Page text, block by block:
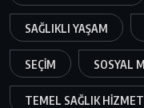
SAĞLIKLI YAŞAM
SEÇIM SOSYAL
TEMEL SAĞLIK